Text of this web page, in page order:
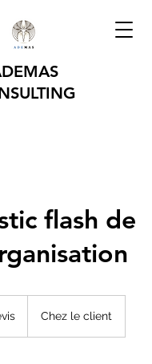
flash de
Chez le client